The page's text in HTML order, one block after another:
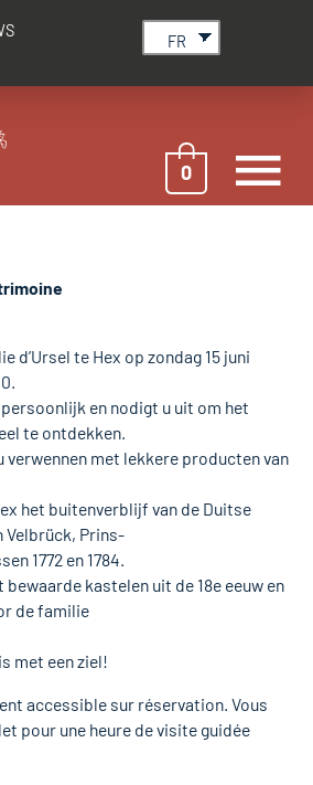
FR
0
d’Ursel te Hex op zondag 15 juni
en nodigt u uit om het
te ontdekken.
verwennen met lekkere producten van
het buitenverblijf van de Duitse
Velbrück, Prins-
1772 en 1784.
bewaarde kastelen uit de 18e eeuw en
de familie
met een ziel!
accessible sur réservation. Vous
pour une heure de visite guidée